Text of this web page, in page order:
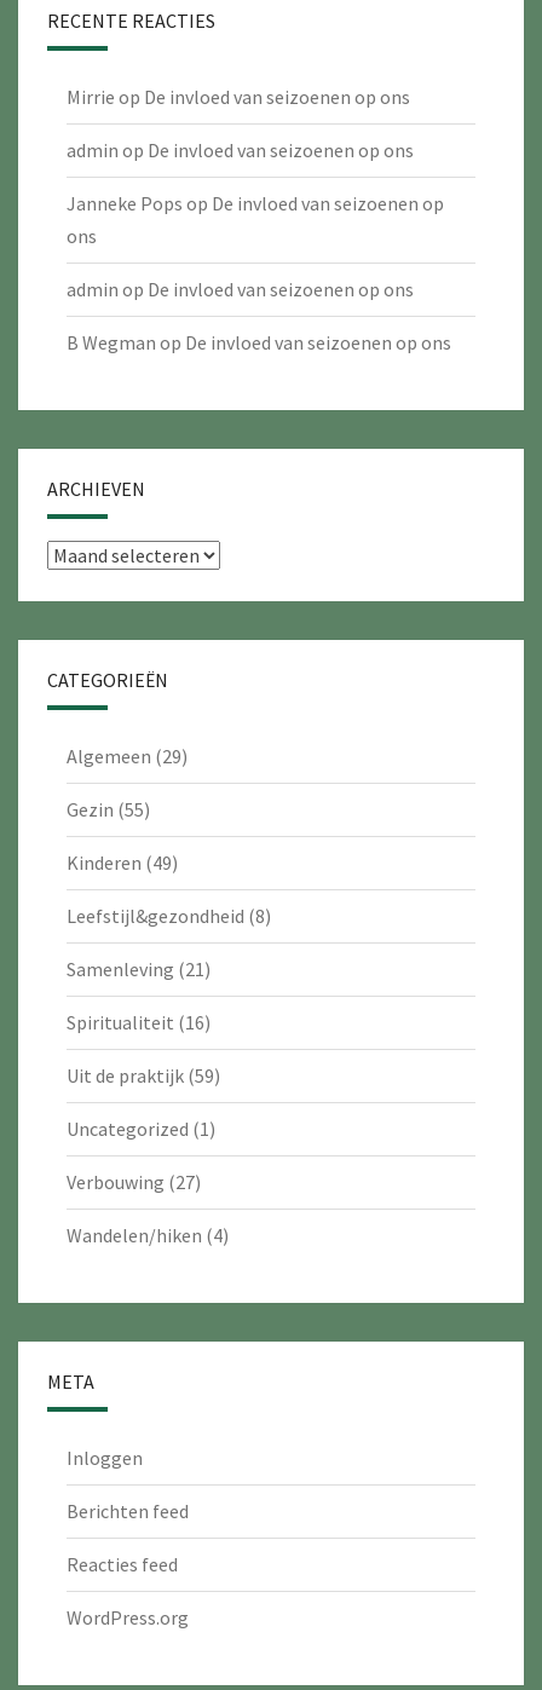
RECENTE REACTIES
Mirrie op De invloed van seizoenen op ons
admin op De invloed van seizoenen op ons
Janneke Pops op De invloed van seizoenen op
ons
admin op De invloed van seizoenen op ons
B Wegman op De invloed van seizoenen op ons
ARCHIEVEN
Archieven
CATEGORIEËN
Algemeen (29)
Gezin (55)
Kinderen (49)
Leefstijl&gezondheid (8)
Samenleving (21)
Spiritualiteit (16)
Uit de praktijk (59)
Uncategorized (1)
Verbouwing (27)
Wandelen/hiken (4)
META
Inloggen
Berichten feed
Reacties feed
WordPress.org